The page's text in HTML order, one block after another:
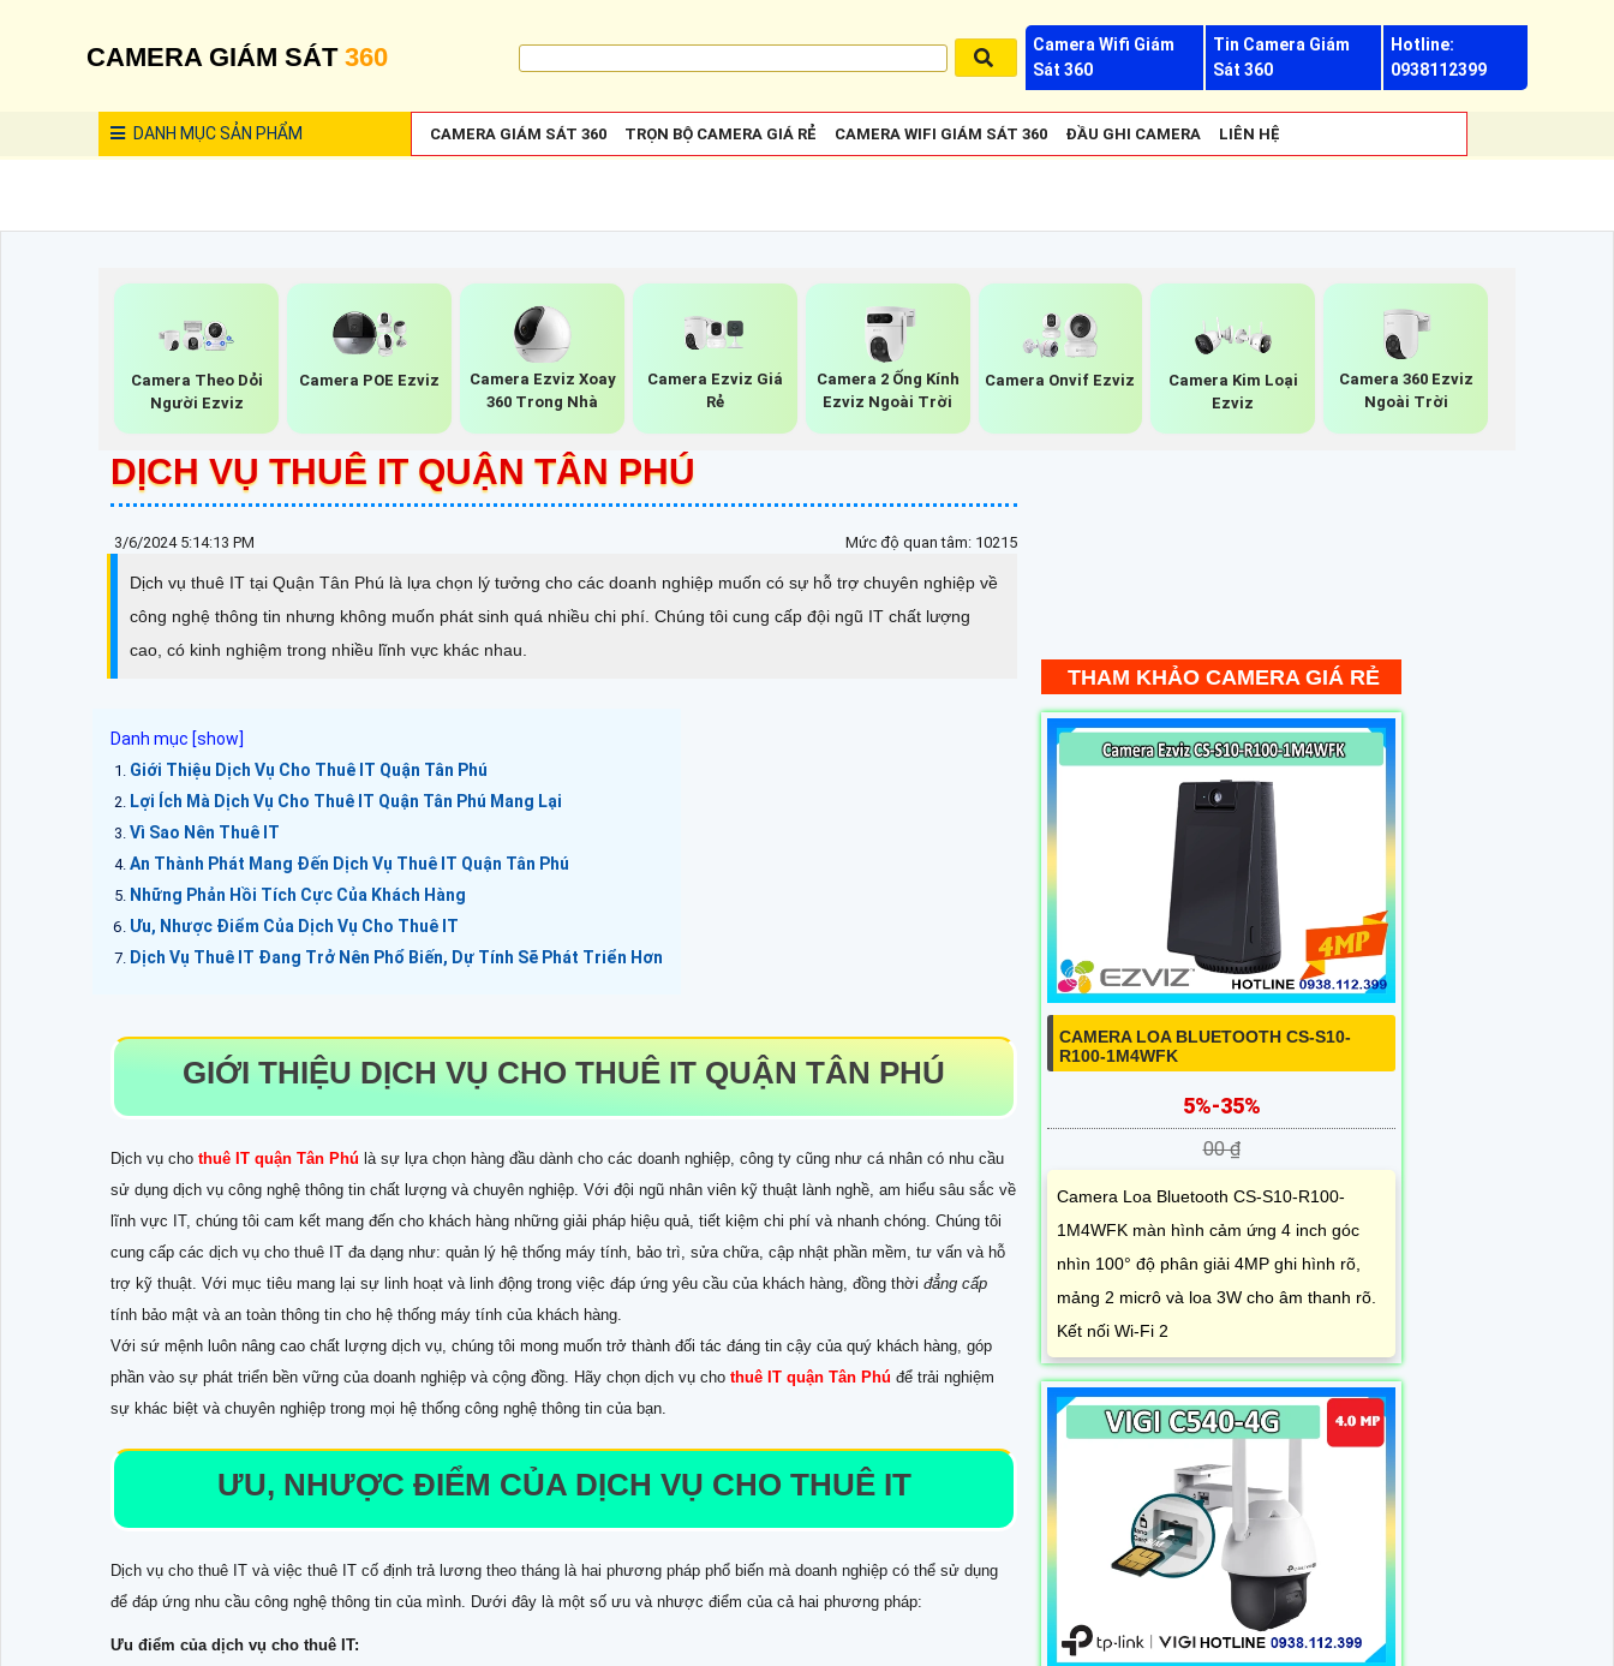
CAMERA GIÁM SÁT 360
Camera Wifi Giám
Sát 360
Tin Camera Giám
Sát 360
Hotline:
0938112399
DANH MỤCSẢN PHẨM CAMERA GIÁM SÁT 360 TRỌN BỘ CAMERA GIÁ RẺ CAMERA WIFI GIÁM SÁT 360 ĐẦU GHI CAMERA LIÊN HỆ
Camera Theo Dỏi
Người Ezviz
Camera POE Ezviz
Camera Ezviz Xoay
360 Trong Nhà
Camera Ezviz Giá
Rẻ
Camera 2 Ống Kính
Ezviz Ngoài Trời
Camera Onvif Ezviz
Camera Kim Loại
Ezviz
Camera 360 Ezviz
Ngoài Trời
DỊCH VỤ THUÊ IT QUẬN TÂN PHÚ
3/6/2024 5:14:13 PM Mức độ quan tâm: 10215
Dịch vụ thuê IT tại Quận Tân Phú là lựa chọn lý tưởng cho các doanh nghiệp muốn có sự hỗ trợ chuyên nghiệp về
công nghệ thông tin nhưng không muốn phát sinh quá nhiều chi phí. Chúng tôi cung cấp đội ngũ IT chất lượng
cao, có kinh nghiệm trong nhiều lĩnh vực khác nhau.
Giới Thiệu Dịch Vụ Cho Thuê IT Quận Tân Phú
Lợi Ích Mà Dịch Vụ Cho Thuê IT Quận Tân Phú Mang Lại
Vì Sao Nên Thuê IT
An Thành Phát Mang Đến Dịch Vụ Thuê IT Quận Tân Phú
Những Phản Hồi Tích Cực Của Khách Hàng
Ưu, Nhược Điểm Của Dịch Vụ Cho Thuê IT
Dịch Vụ Thuê IT Đang Trở Nên Phổ Biến, Dự Tính Sẽ Phát Triển Hơn
GIỚI THIỆU DỊCH VỤ CHO THUÊ IT QUẬN TÂN PHÚ
Dịch vụ cho thuê IT quận Tân Phú là sự lựa chọn hàng đầu dành cho các doanh nghiệp, công ty cũng như cá nhân có nhu cầu
sử dụng dịch vụ công nghệ thông tin chất lượng và chuyên nghiệp. Với đội ngũ nhân viên kỹ thuật lành nghề, am hiểu sâu sắc về
lĩnh vực IT, chúng tôi cam kết mang đến cho khách hàng những giải pháp hiệu quả, tiết kiệm chi phí và nhanh chóng. Chúng tôi
cung cấp các dịch vụ cho thuê IT đa dạng như: quản lý hệ thống máy tính, bảo trì, sửa chữa, cập nhật phần mềm, tư vấn và hỗ
trợ kỹ thuật. Với mục tiêu mang lại sự linh hoạt và linh động trong việc đáp ứng yêu cầu của khách hàng, đồng thời đẳng cấp
tính bảo mật và an toàn thông tin cho hệ thống máy tính của khách hàng.
Với sứ mệnh luôn nâng cao chất lượng dịch vụ, chúng tôi mong muốn trở thành đối tác đáng tin cậy của quý khách hàng, góp
phần vào sự phát triển bền vững của doanh nghiệp và cộng đồng. Hãy chọn dịch vụ cho thuê IT quận Tân Phú để trải nghiệm
sự khác biệt và chuyên nghiệp trong mọi hệ thống công nghệ thông tin của bạn.
ƯU, NHƯỢC ĐIỂM CỦA DỊCH VỤ CHO THUÊ IT
Dịch vụ cho thuê IT và việc thuê IT cố định trả lương theo tháng là hai phương pháp phổ biến mà doanh nghiệp có thể sử dụng
để đáp ứng nhu cầu công nghệ thông tin của mình. Dưới đây là một số ưu và nhược điểm của cả hai phương pháp:
Ưu điểm của dịch vụ cho thuê IT:
THAM KHẢO CAMERA GIÁ RẺ
CAMERA LOA BLUETOOTH CS-S10-
R100-1M4WFK
5%-35%
00 ₫
Camera Loa Bluetooth CS-S10-R100-
1M4WFK màn hình cảm ứng 4 inch góc
nhìn 100° độ phân giải 4MP ghi hình rõ,
mảng 2 micrô và loa 3W cho âm thanh rõ.
Kết nối Wi-Fi 2